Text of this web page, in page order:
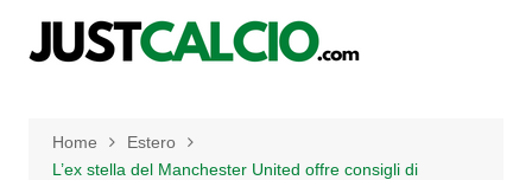
Home
Estero
L’ex stella del Manchester United offre consigli di